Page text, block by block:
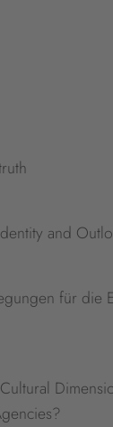
and
für die